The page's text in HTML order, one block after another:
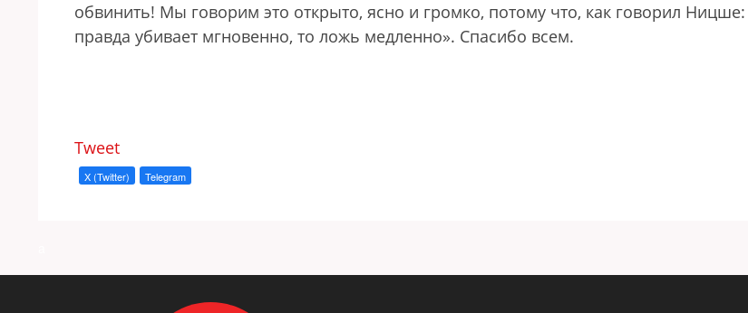
обвинить! Мы говорим это открыто, ясно и громко, потому что, как говорил Ницше:
правда убивает мгновенно, то ложь медленно». Спасибо всем.
Tweet
X (Twitter) Telegram